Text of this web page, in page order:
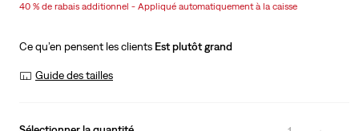
is
40 % de rabais additionnel - Appliqué automatiquement à la caisse
Ce qu’en pensent les clients Est plutôt grand
Guide des tailles